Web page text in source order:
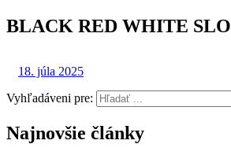
BLACK RED WHITE
18. júla 2025
Vyhľadáveni pre:
Najnovšie články